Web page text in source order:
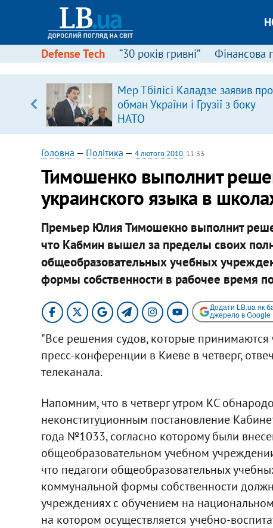
Defense Tech “30 років гривні” Фінансова
Мер Тбілісі Каладзе заявив про
обман України і Грузії з боку
НАТО
Головна — Політика — 4 лютого 2010, 11:33
Тимошенко выполнит
украинского языка в
Премьер Юлия Тимошекно выполнит
что Кабмин вышел за пределы своих
общеобразовательных учебных
формы собственности в рабочее время
Додати LB.ua як
джерело в Google
"Все решения судов, которые принимаются
пресс-конференции в Киеве в четверг,
телеканала.
Напомним, что в четверг утром КС
неконституционным постановление
года №1033, согласно которому были
общеобразовательном учебном
что педагоги общеобразовательных
коммунальной формы собственности
учреждениях с обучением на
на котором осуществляется учебно-